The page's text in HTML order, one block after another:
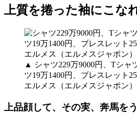
上質を捲った袖にこな
▲ シャツ229万9000円、Tシャ
ツ19万1400円、ブレスレット
エルメス（エルメスジャポン）
上品顔して、その実、奔馬を